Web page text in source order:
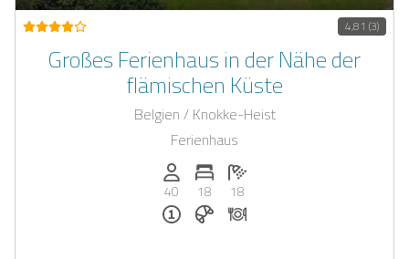
4,81 (3)
Großes Ferienhaus in der Nähe der
flämischen Küste
Belgien / Knokke-Heist
Ferienhaus
Anzahl der Personen: 40
40
Anzahl der Schlafzimmer: 18
18
Anzahl der Badezimmer: 18
18
Für eine Nacht buchbar
Frühstück auf Anfrage
Abendessen auf Anfrage